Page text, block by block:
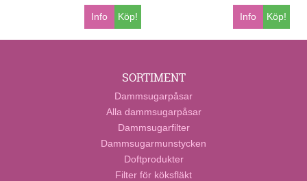
Köp!
Info Köp!
Info
SORTIMENT
Dammsugarpåsar
Alla dammsugarpåsar
Dammsugarfilter
Dammsugarmunstycken
Doftprodukter
Filter för köksfläkt